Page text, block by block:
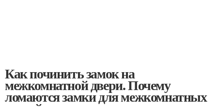
Как починить замок на
межкомнатной двери. Почему
ломаются замки для межкомнатных